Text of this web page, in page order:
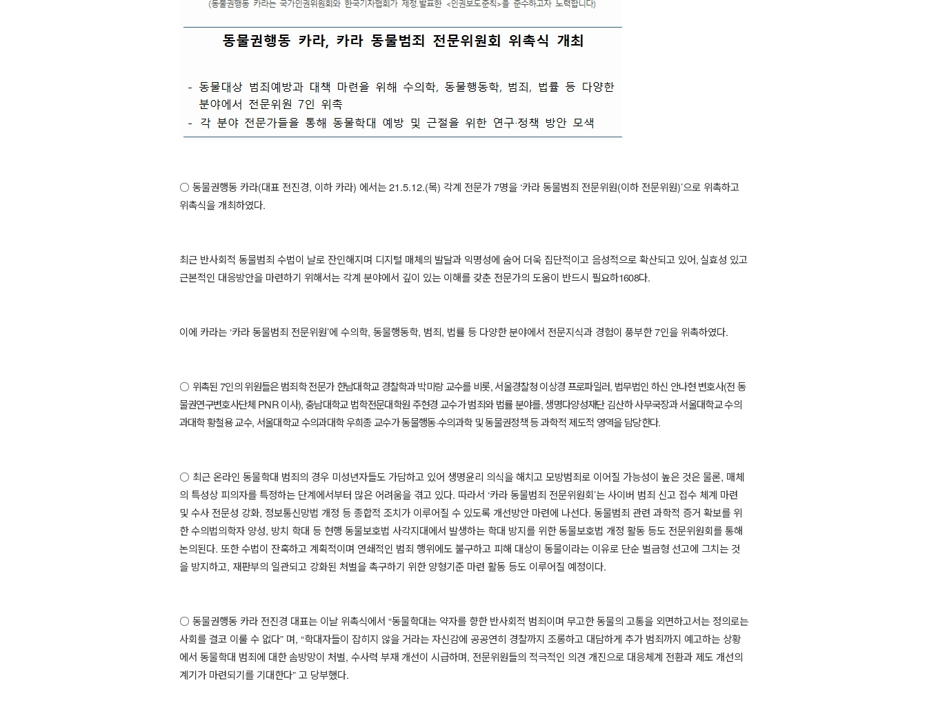
○ 동물권행동 카라(대표 전진경, 이하 카라) 에서는21.5.12.(목) 각계 전문가7명을 ‘카라 동물범죄 전문위원(이하 전문위원)’으로 위촉하고
위촉식을 개최하였다.
최근 반사회적 동물범죄 수법이 날로 잔인해지며 디지털 매체의 발달과 익명성에 숨어 더욱 집단적이고 음성적으로 확산되고 있어,실효성 있고
근본적인 대응방안을 마련하기 위해서는 각계 분야에서 깊이 있는 이해를 갖춘 전문가의 도움이 반드시 필요하1608다.
이에 카라는 ‘카라 동물범죄 전문위원’에 수의학, 동물행동학, 범죄, 법률 등 다양한 분야에서 전문지식과 경험이 풍부한7인을 위촉하였다.
○ 위촉된7인의 위원들은 범죄학 전문가 한남대학교 경찰학과 박미랑 교수를 비롯,서울경찰청 이상경 프로파일러, 법무법인 하신 안나현 변호사(전 동
물권연구변호사단체PNR이사),충남대학교 법학전문대학원 주현경 교수가 범죄와 법률 분야를,생명다양성재단 김산하 사무국장과 서울대학교 수의
과대학 황철용 교수,서울대학교 수의과대학 우희종 교수가 동물행동·수의과학 및 동물권정책 등 과학적 제도적 영역을 담당한다.
○ 최근 온라인 동물학대 범죄의 경우 미성년자들도 가담하고 있어 생명윤리 의식을 해치고 모방범죄로 이어질 가능성이 높은 것은 물론, 매체
의 특성상 피의자를 특정하는 단계에서부터 많은 어려움을 겪고 있다. 따라서 ‘카라 동물범죄 전문위원회’는 사이버 범죄 신고 접수 체계 마련
및 수사 전문성 강화, 정보통신망법 개정 등 종합적 조치가 이루어질 수 있도록 개선방안 마련에 나선다. 동물범죄 관련 과학적 증거 확보를 위
한 수의법의학자 양성, 방치 학대 등 현행 동물보호법 사각지대에서 발생하는 학대 방지를 위한 동물보호법 개정 활동 등도 전문위원회를 통해
논의된다. 또한 수법이 잔혹하고 계획적이며 연쇄적인 범죄 행위에도 불구하고 피해 대상이 동물이라는 이유로 단순 벌금형 선고에 그치는 것
을 방지하고, 재판부의 일관되고 강화된 처벌을 촉구하기 위한 양형기준 마련 활동 등도 이루어질 예정이다.
○ 동물권행동 카라 전진경 대표는 이날 위촉식에서 “동물학대는 약자를 향한 반사회적 범죄이며 무고한 동물의 고통을 외면하고서는 정의로는
사회를 결코 이룰 수 없다” 며, “학대자들이 잡히지 않을 거라는 자신감에 공공연히 경찰까지 조롱하고 대담하게 추가 범죄까지 예고하는 상황
에서 동물학대 범죄에 대한 솜방망이 처벌, 수사력 부재 개선이 시급하며, 전문위원들의 적극적인 의견 개진으로 대응체계 전환과 제도 개선의
계기가 마련되기를 기대한다”고 당부했다.